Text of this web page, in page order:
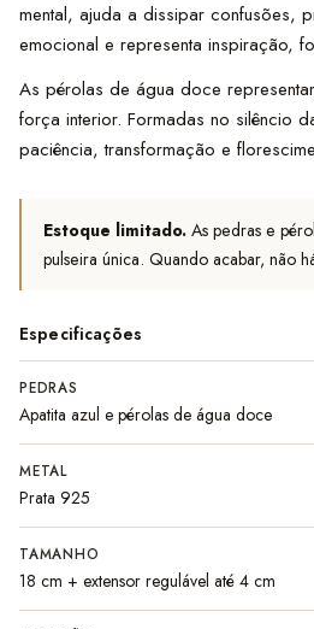
mental, ajuda a dissipar confusões,
emocional e representa inspiração,
As pérolas de água doce
força interior. Formadas no silêncio
paciência, transformação e
Estoque limitado. As pedras e
pulseira única. Quando acabar, não
Especificações
PEDRAS
Apatita azul e pérolas de água doce
METAL
Prata 925
TAMANHO
18 cm + extensor regulável até 4 cm